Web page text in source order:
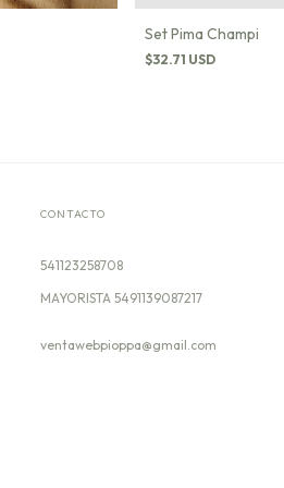
Set Pima Champi
$32.71 USD
CONTACTO
541123258708
ventawebpioppa@gmail.com